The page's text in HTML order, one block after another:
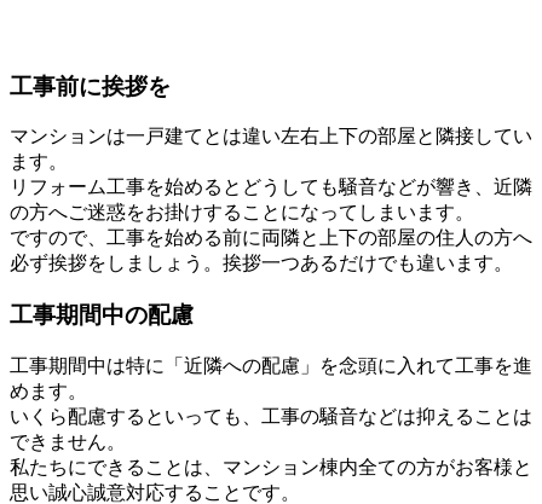
工事前に挨拶を
マンションは一戸建てとは違い左右上下の部屋と隣接してい
ます。
リフォーム工事を始めるとどうしても騒音などが響き、近隣
の方へご迷惑をお掛けすることになってしまいます。
ですので、工事を始める前に両隣と上下の部屋の住人の方へ
必ず挨拶をしましょう。挨拶一つあるだけでも違います。
工事期間中の配慮
工事期間中は特に「近隣への配慮」を念頭に入れて工事を進
めます。
いくら配慮するといっても、工事の騒音などは抑えることは
できません。
私たちにできることは、マンション棟内全ての方がお客様と
思い誠心誠意対応することです。